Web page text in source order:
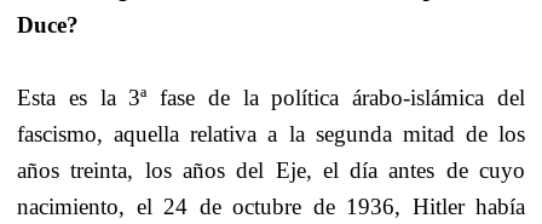
Duce?
Esta es la 3ª fase de la política árabo-islámica del
fascismo, aquella relativa a la segunda mitad de los
años treinta, los años del Eje, el día antes de cuyo
nacimiento, el 24 de octubre de 1936, Hitler había